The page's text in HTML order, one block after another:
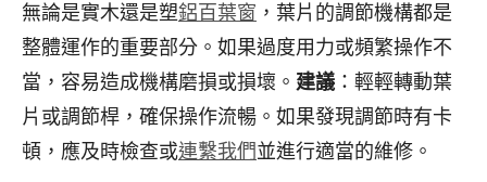
無論是實木還是塑鋁百葉窗 ，葉片的調節機構都是
整體運作的重要部分。如果過度用力或頻繁操作不
當，容易造成機構磨損或損壞。 建議 ：輕輕轉動葉
片或調節桿，確保操作流暢。如果發現調節時有卡
頓，應及時檢查或連繫我們並進行適當的維修。